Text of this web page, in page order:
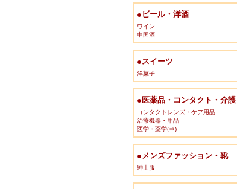
●ビール・洋酒
ワイン
中国酒
●スイーツ
洋菓子
●医薬品・コンタクト・介護
コンタクトレンズ・ケア用品
治療機器・用品
医学・薬学(⇒)
●メンズファッション・靴
紳士服